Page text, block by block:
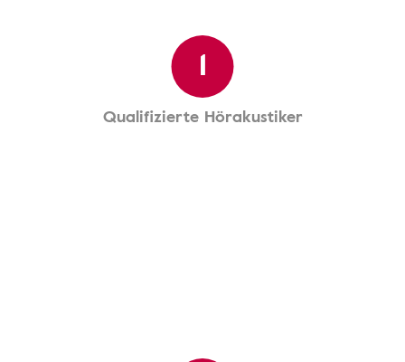
1
Qualifizierte Hörakustiker